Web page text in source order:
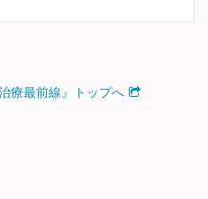
療最前線』トップへ